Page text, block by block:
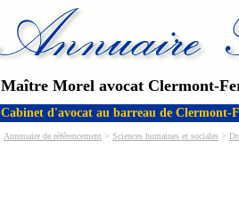
Maître Morel avocat Clermont-
Cabinet d'avocat au barreau de Clermont-
Annnuaire de référencement > Sciences humaines et sociales >